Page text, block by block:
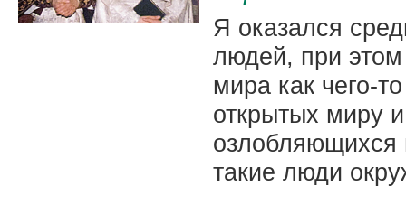
Я оказался
людей, при
мира как чего-
открытых миру
такие люди